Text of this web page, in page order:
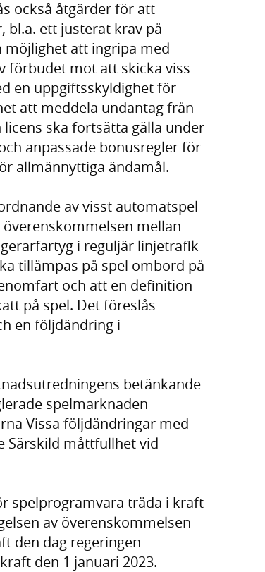
också åtgärder för att
bl.a. ett justerat krav på
att ingripa med
förbudet mot att skicka viss
en uppgiftsskyldighet för
att meddela undantag från
ska fortsätta gälla under
anpassade bonusregler för
allmännyttiga ändamål.
av visst automatspel
mellan
i reguljär linjetrafik
tillämpas på spel ombord på
och att en definition
på spel. Det föreslås
en följdändring i
betänkande
spelmarknaden
Vissa följdändringar med
Särskild måttfullhet vid
spelprogramvara träda i kraft
av överenskommelsen
den dag regeringen
den 1 januari 2023.